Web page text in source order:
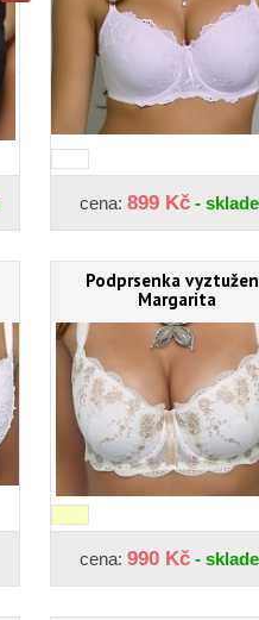
cena: 899 Kč -
Podprsenka
Margarita
cena: 990 Kč -